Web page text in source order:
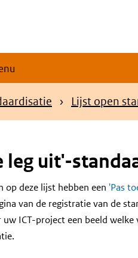
Lijst open
leg uit'-
op deze lijst hebben een 'Pas
van de registratie van de
uw ICT-project een beeld